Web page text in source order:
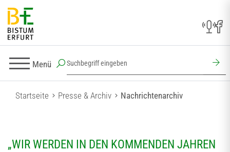
Menü
Startseite Presse & Archiv Nachrichtenarchiv
„WIR WERDEN IN DEN KOMMENDEN JAHREN